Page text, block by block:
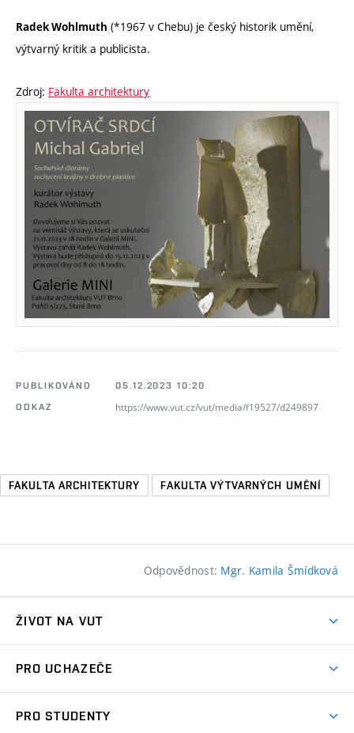
Radek Wohlmuth (*1967 v Chebu) je český historik umění,
výtvarný kritik a publicista.
Zdroj: Fakulta architektury
PUBLIKOVÁNO
05.12.2023 10:20
ODKAZ
https://www.vut.cz/vut/media/f19527/d249897
FAKULTA ARCHITEKTURY FAKULTA VÝTVARNÝCH UMĚNÍ
Odpovědnost: Mgr. Kamila Šmídková
ŽIVOT NA VUT
Koleje
PRO UCHAZEČE
PRO STUDENTY